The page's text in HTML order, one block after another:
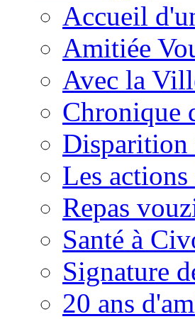
Accueil
Amitiée
Avec la
Chronique
Disparition
Les
Repas
Santé à
Signature
20 ans